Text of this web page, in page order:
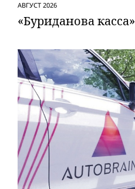
АВГУСТ 2026
«Буриданова касса»